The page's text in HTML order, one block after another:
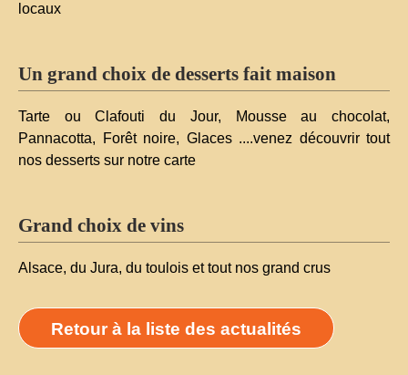
locaux
Un grand choix de desserts fait maison
Tarte ou Clafouti du Jour, Mousse au chocolat,
Pannacotta, Forêt noire, Glaces ....venez découvrir tout
nos desserts sur notre carte
Grand choix de vins
Alsace, du Jura, du toulois et tout nos grand crus
Retour à la liste des actualités